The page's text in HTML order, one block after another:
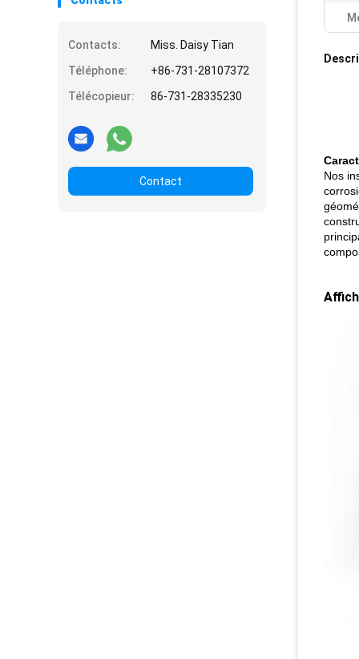
Contacts:
Miss. Daisy Tian
Téléphone:
+86-731-28107372
Télécopieur:
86-731-28335230
Contact
Nos